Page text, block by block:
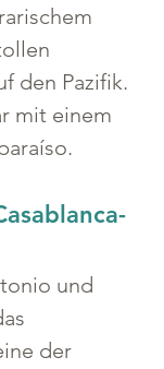
den Pazifik.
mit einem
und
der